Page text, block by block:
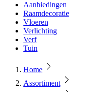
Aanbiedingen
Raamdecoratie
Vloeren
Verlichting
Verf
Tuin
Home
Assortiment